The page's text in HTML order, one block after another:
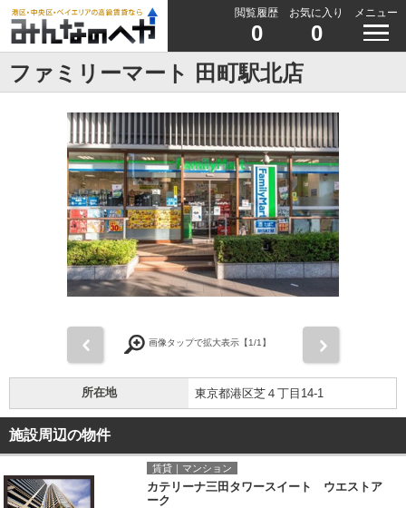
閲覧履歴
0
お気に入り
0
メニュー
ファミリーマート 田町駅北店
画像タップで拡大表示【1/1】
所在地 東京都港区芝４丁目14-1
施設周辺の物件
賃貸｜マンション
カテリーナ三田タワースイート ウエストア
ーク